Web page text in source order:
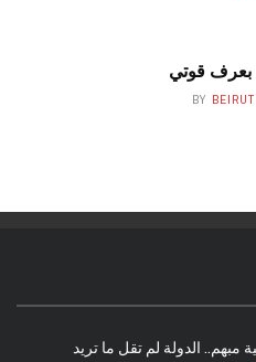
بعرف قوتي
BY
مبهم.. الدولة لم تقل ما تريد